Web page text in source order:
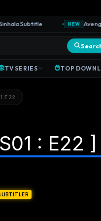
Subtitle NEW
TV SERIES TOP
E22
: E22